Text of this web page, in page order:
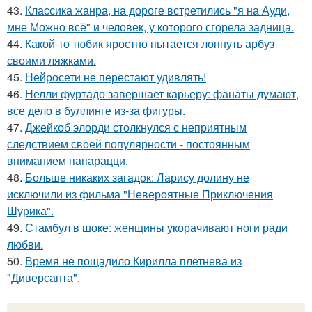
43. Классика жанра, на дороге встретились "я на Ауди,
мне Можно всё" и человек, у которого сгорела задница.
44. Какой-то тюбик яростно пытается лопнуть арбуз
своими ляжками.
45. Нейросети не перестают удивлять!
46. Нелли фуртадо завершает карьеру: фанаты думают,
все дело в буллинге из-за фигуры.
47. Джейкоб элорди столкнулся с неприятным
следствием своей популярности - постоянным
вниманием папарацци.
48. Больше никаких загадок: Ларису долину не
исключили из фильма "Невероятные Приключения
Шурика".
49. Стамбул в шоке: женщины укорачивают ноги ради
любви.
50. Время не пощадило Кирилла плетнева из
"Диверсанта".